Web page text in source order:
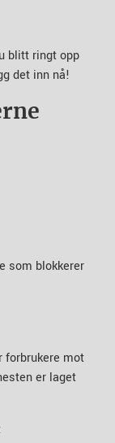
blitt ringt opp
det inn nå!
som blokkerer
forbrukere mot
er laget